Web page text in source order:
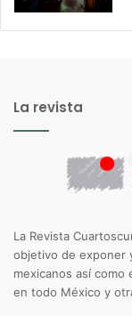
La revista
La Revista
objetivo de exponer
mexicanos así
en todo México y